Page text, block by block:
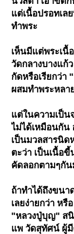
แต่เนื้อปรอทเล
ทำพระ
เห็นมีแต่พระเนื้
วัดกลางบางแก้
กัดหรือเรียกว่า
ผสมทำพระหลา
แต่ในความเป็น
ไม่ได้เหมือนกัน
เป็นมวลสารนิด
ตะว่า เป็นเนื้อขี้
คัดลอกตามๆกัน
ถ้าทำได้ถึงขนา
เลยง่ายกว่า หรื
"หลวงปู่บุญ" ส
แพ วัดสุทัศน์ ผู้